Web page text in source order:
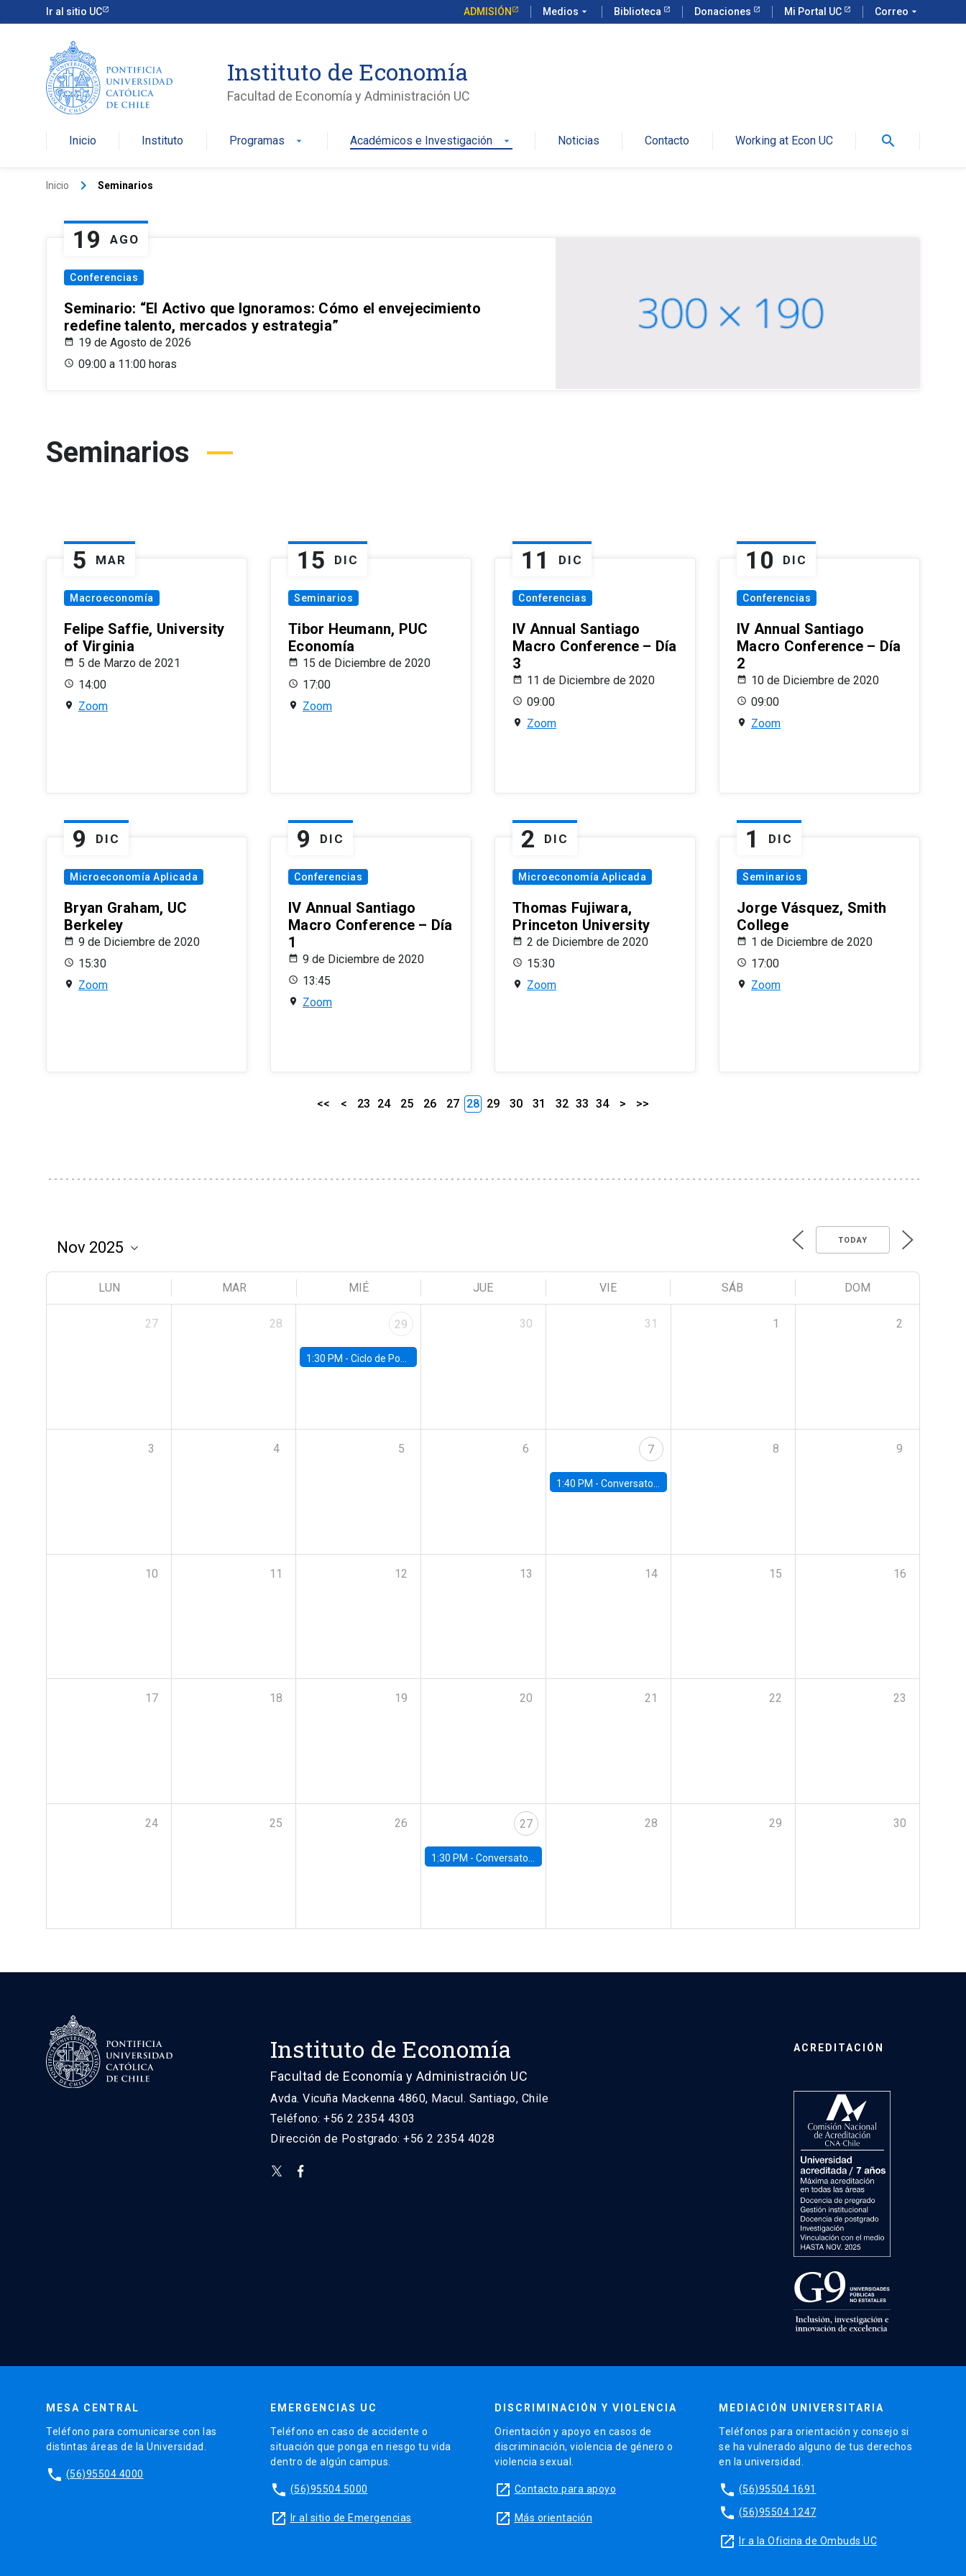
Ir al sitio UC ADMISIÓN Medios arrow_drop_down Biblioteca Donaciones Mi Portal UC Correo arrow_drop_down
Instituto de Economía
Facultad de Economía y Administración UC
Inicio Instituto Programas arrow_drop_down Académicos e Investigación arrow_drop_down Noticias Contacto Working at Econ UC search
Inicio keyboard_arrow_right Seminarios
19 AGO
Conferencias
Seminario: “El Activo que Ignoramos: Cómo el envejecimiento
redefine talento, mercados y estrategia”
19 de Agosto de 2026
09:00 a 11:00 horas
Seminarios
5 MAR
Macroeconomía
Felipe Saffie, University
of Virginia
5 de Marzo de 2021
14:00
Zoom
15 DIC
Seminarios
Tibor Heumann, PUC
Economía
15 de Diciembre de 2020
17:00
Zoom
11 DIC
Conferencias
IV Annual Santiago
Macro Conference – Día
3
11 de Diciembre de 2020
09:00
Zoom
10 DIC
Conferencias
IV Annual Santiago
Macro Conference – Día
2
10 de Diciembre de 2020
09:00
Zoom
9 DIC
Microeconomía Aplicada
Bryan Graham, UC
Berkeley
9 de Diciembre de 2020
15:30
Zoom
9 DIC
Conferencias
IV Annual Santiago
Macro Conference – Día
1
9 de Diciembre de 2020
13:45
Zoom
2 DIC
Microeconomía Aplicada
Thomas Fujiwara,
Princeton University
2 de Diciembre de 2020
15:30
Zoom
1 DIC
Seminarios
Jorge Vásquez, Smith
College
1 de Diciembre de 2020
17:00
Zoom
<< < 23 24 25 26 27 28 29 30 31 32 33 34 > >>
TODAY
LUN MAR MIÉ JUE VIE SÁB DOM
27 28 29
1:30 PM -Ciclo de Pobreza UC | Pobreza y Empleo: Perspectivas y propuestas desde la UC
30 31 1 2
3 4 5 6 7
1:40 PM - Conversatorio | Ciclo de Diálogos Fiscales: Informe semestral del Consejo Fiscal Autónomo
8 9
10 11 12 13 14 15 16
17 18 19 20 21 22 23
24 25 26 27
1:30 PM -Conversatorio: Panorama económico para el próximo Gobierno de Chile
28 29 30
Instituto de Economía
Facultad de Economía y Administración UC
Avda. Vicuña Mackenna 4860, Macul. Santiago, Chile
Teléfono: +56 2 2354 4303
Dirección de Postgrado: +56 2 2354 4028
ACREDITACIÓN
MESA CENTRAL
Teléfono para comunicarse con las
distintas áreas de la Universidad.
phone (56)95504 4000
EMERGENCIAS UC
Teléfono en caso de accidente o
situación que ponga en riesgo tu vida
dentro de algún campus.
phone (56)95504 5000
launch Ir al sitio de Emergencias
DISCRIMINACIÓN Y VIOLENCIA
Orientación y apoyo en casos de
discriminación, violencia de género o
violencia sexual.
launch Contacto para apoyo
launch Más orientación
MEDIACIÓN UNIVERSITARIA
Teléfonos para orientación y consejo si
se ha vulnerado alguno de tus derechos
en la universidad.
phone (56)95504 1691
phone (56)95504 1247
launch Ir a la Oficina de Ombuds UC